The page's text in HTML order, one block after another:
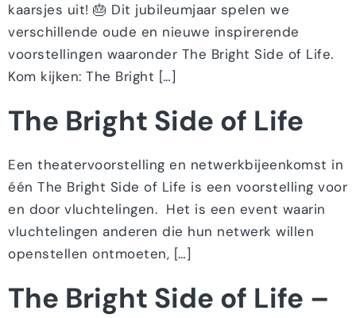
kaarsjes uit! 🎂 Dit jubileumjaar spelen we
verschillende oude en nieuwe inspirerende
voorstellingen waaronder The Bright Side of Life.
Kom kijken: The Bright […]
The Bright Side of Life
Een theatervoorstelling en netwerkbijeenkomst in
één The Bright Side of Life is een voorstelling voor
en door vluchtelingen. Het is een event waarin
vluchtelingen anderen die hun netwerk willen
openstellen ontmoeten, […]
The Bright Side of Life –